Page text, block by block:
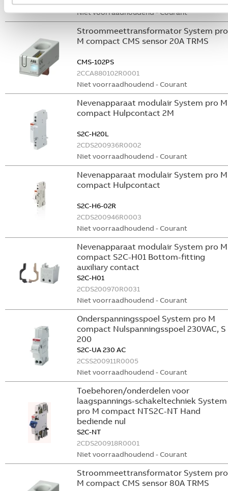
Niet voorraadhoudend - Courant
Stroommeettransformator System pro
M compact CMS sensor 20A TRMS
CMS-102PS
2CCA880102R0001
Niet voorraadhoudend - Courant
Nevenapparaat modulair System pro M
compact Hulpcontact 2M
S2C-H20L
2CDS200936R0002
Niet voorraadhoudend - Courant
Nevenapparaat modulair System pro M
compact Hulpcontact
S2C-H6-02R
2CDS200946R0003
Niet voorraadhoudend - Courant
Nevenapparaat modulair System pro M
compact S2C-H01 Bottom-fitting
auxiliary contact
S2C-H01
2CDS200970R0031
Niet voorraadhoudend - Courant
Onderspanningsspoel System pro M
compact Nulspanningsspoel 230VAC, S
200
S2C-UA 230 AC
2CSS200911R0005
Niet voorraadhoudend - Courant
Toebehoren/onderdelen voor
laagspannings-schakeltechniek System
pro M compact NTS2C-NT Hand
bediende nul
S2C-NT
2CDS200918R0001
Niet voorraadhoudend - Courant
Stroommeettransformator System pro
M compact CMS sensor 80A TRMS